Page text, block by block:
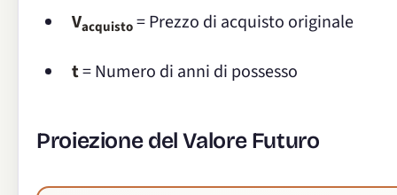
Vacquisto= Prezzo di acquisto originale
t= Numero di anni di possesso
Proiezione del Valore Futuro